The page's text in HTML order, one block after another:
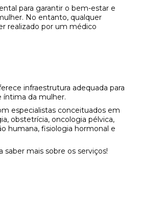
para garantir o bem-estar e
No entanto, qualquer
realizado por um médico
infraestrutura adequada para
íntima da mulher.
especialistas conceituados em
obstetrícia, oncologia pélvica,
humana, fisiologia hormonal e
mais sobre os serviços!